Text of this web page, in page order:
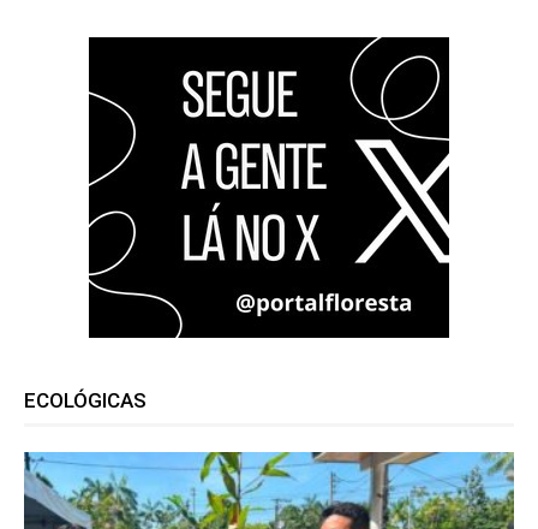
ECOLÓGICAS